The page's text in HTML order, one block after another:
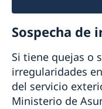
Sospecha de
Si tiene quejas o
irregularidades
del servicio
Ministerio de